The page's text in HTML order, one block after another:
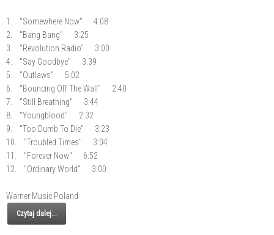
1. "Somewhere Now" 4:08
2. "Bang Bang" 3:25
3. "Revolution Radio" 3:00
4. "Say Goodbye" 3:39
5. "Outlaws" 5:02
6. "Bouncing Off The Wall" 2:40
7. "Still Breathing" 3:44
8. "Youngblood" 2:32
9. "Too Dumb To Die" 3:23
10. "Troubled Times" 3:04
11. "Forever Now" 6:52
12. "Ordinary World" 3:00
Warner Music Poland
Czytaj dalej...